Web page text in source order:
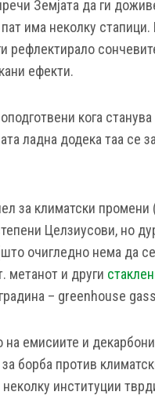
Земјата да ги
има неколку
рефлектирало
ефекти.
кога
ладна додека таа се
за климатски
Целзиусови, но
очигледно нема да
метанот и други
– greenhouse
емисиите и
борба против
институции